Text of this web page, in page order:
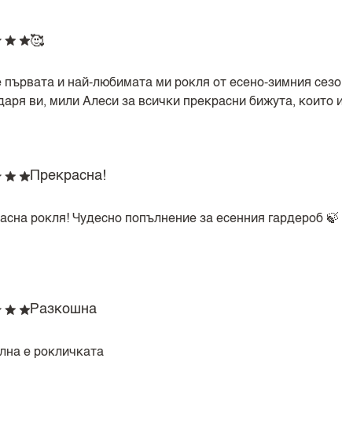
🥰
първата и най-любимата ми рокля от есено-зимния
ви, мили Алеси за всички прекрасни бижута, които
Прекрасна!
рокля! Чудесно попълнение за есенния гардероб 🍃
Разкошна
е рокличката